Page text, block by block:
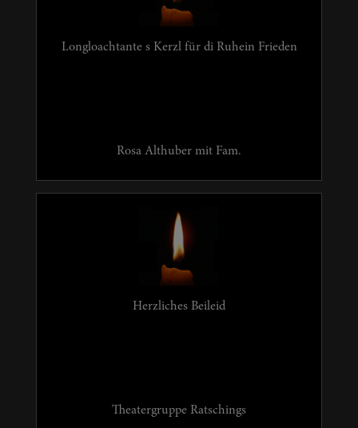
Longloachtante s Kerzl für di Ruhein Frieden
Rosa Althuber mit Fam.
Herzliches Beileid
Theatergruppe Ratschings